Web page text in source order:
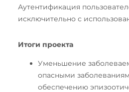
Аутентификация
исключительно с
Итоги проекта
Уменьшение
опасными
обеспечению